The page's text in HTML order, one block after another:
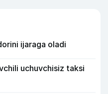
ijaraga oladi
uchuvchisiz taksi